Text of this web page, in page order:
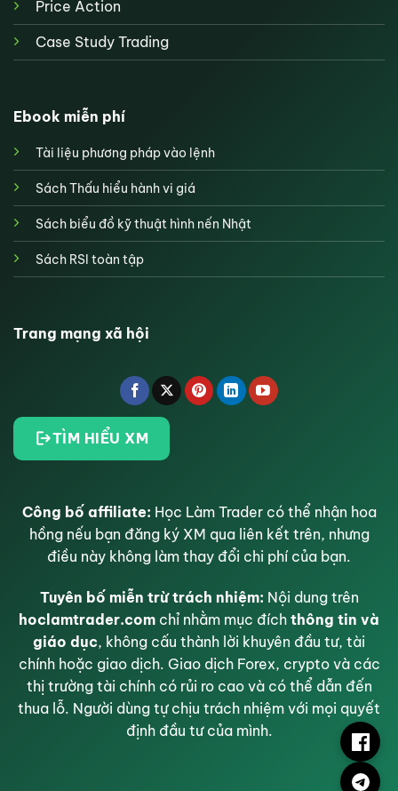
Price Action
Case Study Trading
Ebook miễn phí
Tài liệu phương pháp vào lệnh
Sách Thấu hiểu hành vi giá
Sách biểu đồ kỹ thuật hình nến Nhật
Sách RSI toàn tập
Trang mạng xã hội
TÌM HIỂU XM
Công bố affiliate: Học Làm Trader có thể nhận hoa
hồng nếu bạn đăng ký XM qua liên kết trên, nhưng
điều này không làm thay đổi chi phí của bạn.
Tuyên bố miễn trừ trách nhiệm: Nội dung trên
hoclamtrader.com chỉ nhằm mục đích thông tin và
giáo dục, không cấu thành lời khuyên đầu tư, tài
chính hoặc giao dịch. Giao dịch Forex, crypto và các
thị trường tài chính có rủi ro cao và có thể dẫn đến
thua lỗ. Người dùng tự chịu trách nhiệm với mọi quyết
định đầu tư của mình.